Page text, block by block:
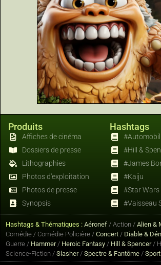
Produits
Affiches de cinéma
Dossiers de presse
Lithographies
Photos d'exploitation
Photos de presse
Synopsis
Hashtags
#Hill &
#James
#Kaiju
#Star Wars
#Vaisseau
Hashtags & Thématiques : Aéronef / Action / Alien &
Comédie / Comédie Policière / Concert / Diable &
Guerre / Hammer/ Heroic Fantasy / Hill & Spencer/
Science-Fiction / Slasher/ Spectre & Fantôme / Sport